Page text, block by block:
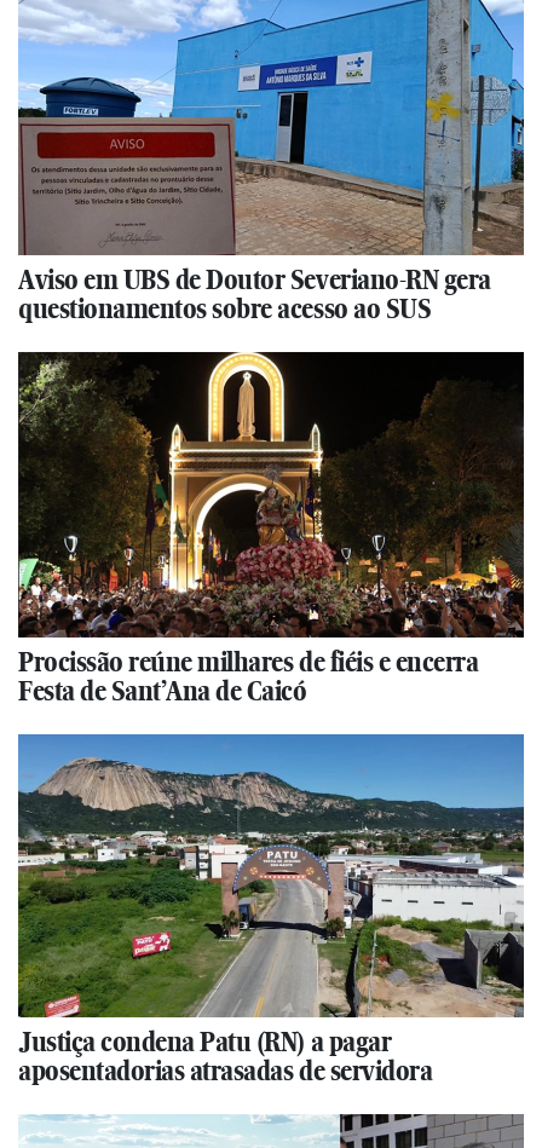
Aviso em UBS de Doutor Severiano-RN gera
questionamentos sobre acesso ao SUS
Procissão reúne milhares de fiéis e encerra
Festa de Sant’Ana de Caicó
Justiça condena Patu (RN) a pagar
aposentadorias atrasadas de servidora